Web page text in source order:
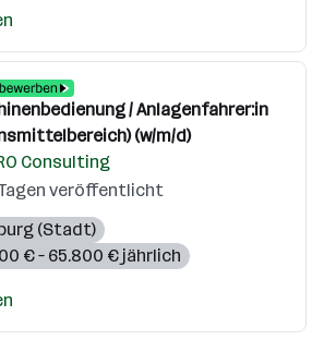
/ Anlagenfahrer:in
(w/m/d)
Consulting
veröffentlicht
(Stadt)
€ – 65.800 € jährlich